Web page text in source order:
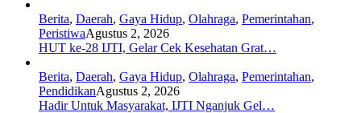
Berita, Daerah, Gaya Hidup, Olahraga, Pemerintahan,
PeristiwaAgustus 2, 2026
HUT ke-28 IJTI, Gelar Cek Kesehatan Grat…
Berita, Daerah, Gaya Hidup, Olahraga, Pemerintahan,
PendidikanAgustus 2, 2026
Hadir Untuk Masyarakat, IJTI Nganjuk Gel…